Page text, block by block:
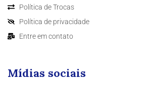
Política de Trocas
Política de privacidade
Entre em contato
Mídias sociais